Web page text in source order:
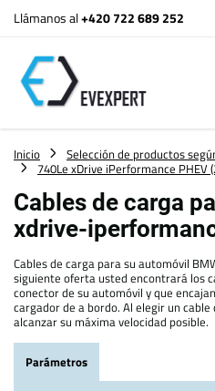
Llámanos al+420 722 689 252
Inicio Selección de productos
740Le xDrive iPerformance PHEV
Cables de carga
xdrive-
Cables de carga para su automóvil
siguiente oferta usted encontrará los
conector de su automóvil y que
cargador de a bordo. Al elegir un
alcanzar su máxima velocidad posible.
Parámetros